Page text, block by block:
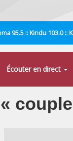
95.5 :: Kindu 103.0
Écouter en direct